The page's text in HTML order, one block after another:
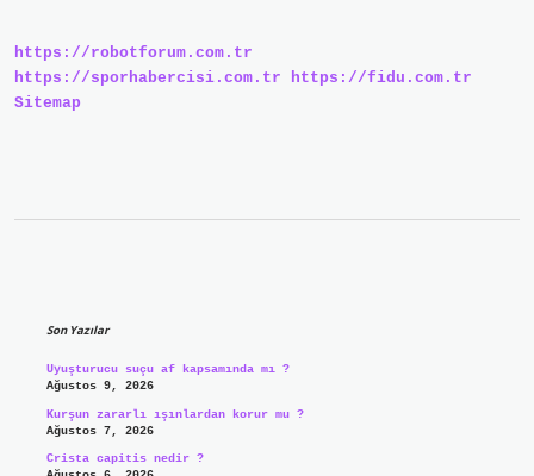
https://robotforum.com.tr
https://sporhabercisi.com.tr
https://fidu.com.tr
Sitemap
Son Yazılar
Uyuşturucu suçu af kapsamında mı ?
Ağustos 9, 2026
Kurşun zararlı ışınlardan korur mu ?
Ağustos 7, 2026
Crista capitis nedir ?